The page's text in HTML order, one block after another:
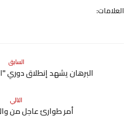
العلامات:
السابق
البرهان يشهد إنطلاق دوري
التالي
أمر طوارئ عاجل من